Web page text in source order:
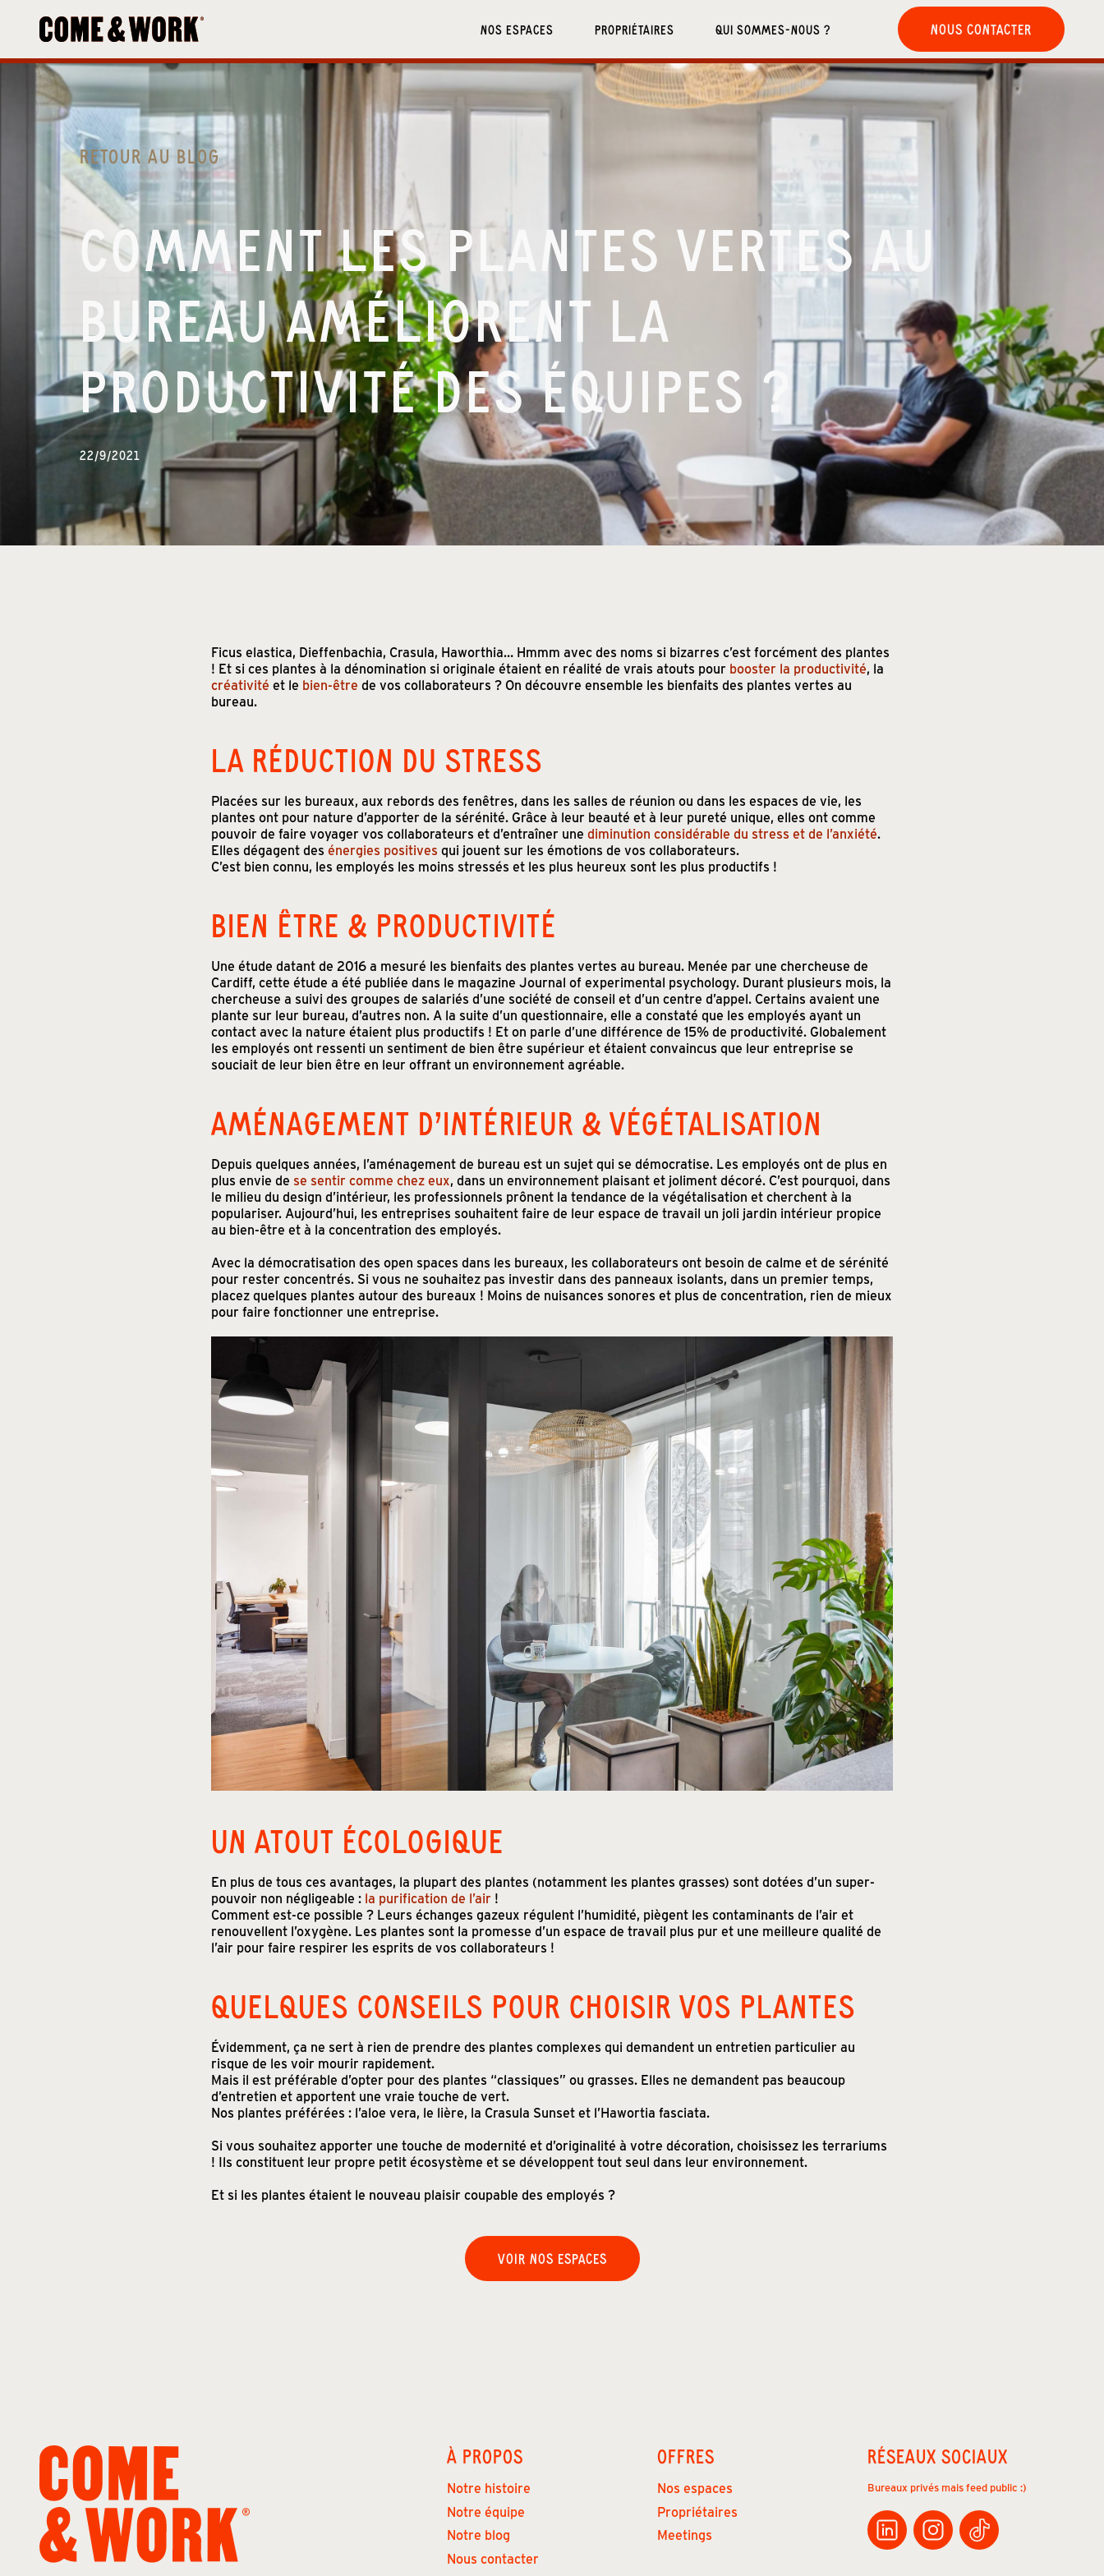
NOS ESPACES PROPRIÉTAIRES QUI SOMMES-NOUS ? NOUS CONTACTER
RETOUR AU BLOG
COMMENT LES PLANTES VERTES AU
BUREAU AMÉLIORENT LA
PRODUCTIVITÉ DES ÉQUIPES ?
22/9/2021
Ficus elastica, Dieffenbachia, Crasula, Haworthia… Hmmm avec des noms si bizarres c’est forcément des plantes
! Et si ces plantes à la dénomination si originale étaient en réalité de vrais atouts pour booster la productivité, la
créativité et le bien-être de vos collaborateurs ? On découvre ensemble les bienfaits des plantes vertes au
bureau.
LA RÉDUCTION DU STRESS
Placées sur les bureaux, aux rebords des fenêtres, dans les salles de réunion ou dans les espaces de vie, les
plantes ont pour nature d’apporter de la sérénité. Grâce à leur beauté et à leur pureté unique, elles ont comme
pouvoir de faire voyager vos collaborateurs et d’entraîner une diminution considérable du stress et de l’anxiété.
Elles dégagent des énergies positives qui jouent sur les émotions de vos collaborateurs.
C’est bien connu, les employés les moins stressés et les plus heureux sont les plus productifs !
BIEN ÊTRE & PRODUCTIVITÉ
Une étude datant de 2016 a mesuré les bienfaits des plantes vertes au bureau. Menée par une chercheuse de
Cardiff, cette étude a été publiée dans le magazine Journal of experimental psychology. Durant plusieurs mois, la
chercheuse a suivi des groupes de salariés d’une société de conseil et d’un centre d’appel. Certains avaient une
plante sur leur bureau, d’autres non. A la suite d’un questionnaire, elle a constaté que les employés ayant un
contact avec la nature étaient plus productifs ! Et on parle d’une différence de 15% de productivité. Globalement
les employés ont ressenti un sentiment de bien être supérieur et étaient convaincus que leur entreprise se
souciait de leur bien être en leur offrant un environnement agréable.
AMÉNAGEMENT D’INTÉRIEUR & VÉGÉTALISATION
Depuis quelques années, l’aménagement de bureau est un sujet qui se démocratise. Les employés ont de plus en
plus envie de se sentir comme chez eux, dans un environnement plaisant et joliment décoré. C’est pourquoi, dans
le milieu du design d’intérieur, les professionnels prônent la tendance de la végétalisation et cherchent à la
populariser. Aujourd’hui, les entreprises souhaitent faire de leur espace de travail un joli jardin intérieur propice
au bien-être et à la concentration des employés.
Avec la démocratisation des open spaces dans les bureaux, les collaborateurs ont besoin de calme et de sérénité
pour rester concentrés. Si vous ne souhaitez pas investir dans des panneaux isolants, dans un premier temps,
placez quelques plantes autour des bureaux ! Moins de nuisances sonores et plus de concentration, rien de mieux
pour faire fonctionner une entreprise.
UN ATOUT ÉCOLOGIQUE
En plus de tous ces avantages, la plupart des plantes (notamment les plantes grasses) sont dotées d’un super-
pouvoir non négligeable : la purification de l’air !
Comment est-ce possible ? Leurs échanges gazeux régulent l’humidité, piègent les contaminants de l’air et
renouvellent l’oxygène. Les plantes sont la promesse d’un espace de travail plus pur et une meilleure qualité de
l’air pour faire respirer les esprits de vos collaborateurs !
QUELQUES CONSEILS POUR CHOISIR VOS PLANTES
Évidemment, ça ne sert à rien de prendre des plantes complexes qui demandent un entretien particulier au
risque de les voir mourir rapidement.
Mais il est préférable d’opter pour des plantes “classiques” ou grasses. Elles ne demandent pas beaucoup
d’entretien et apportent une vraie touche de vert.
Nos plantes préférées : l’aloe vera, le lière, la Crasula Sunset et l’Hawortia fasciata.
Si vous souhaitez apporter une touche de modernité et d’originalité à votre décoration, choisissez les terrariums
! Ils constituent leur propre petit écosystème et se développent tout seul dans leur environnement.
Et si les plantes étaient le nouveau plaisir coupable des employés ?
VOIR NOS ESPACES
À PROPOS
Notre histoire
Notre équipe
Notre blog
Nous contacter
OFFRES
Nos espaces
Propriétaires
Meetings
RÉSEAUX SOCIAUX
Bureaux privés mais feed public :)